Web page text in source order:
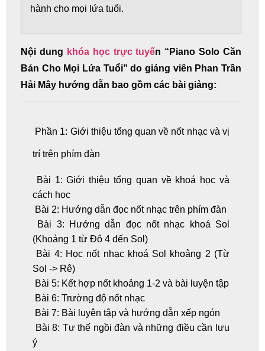
hành cho mọi lứa tuổi.
Nội dung khóa học trực tuyến “Piano Solo Căn
Bản Cho Mọi Lứa Tuổi” do giảng viên Phan Trần
Hải Mây hướng dẫn bao gồm các bài giảng:
Phần 1: Giới thiệu tổng quan về nốt nhạc và vị
trí trên phím đàn
Bài 1: Giới thiệu tổng quan về khoá học và
cách học
Bài 2: Hướng dẫn đọc nốt nhạc trên phím đàn
Bài 3: Hướng dẫn đọc nốt nhạc khoá Sol
(Khoảng 1 từ Đô 4 đến Sol)
Bài 4: Học nốt nhạc khoá Sol khoảng 2 (Từ
Sol -> Rê)
Bài 5: Kết hợp nốt khoảng 1-2 và bài luyện tập
Bài 6: Trường độ nốt nhạc
Bài 7: Bài luyện tập và hướng dẫn xếp ngón
Bài 8: Tư thế ngồi đàn và những điều cần lưu
ý